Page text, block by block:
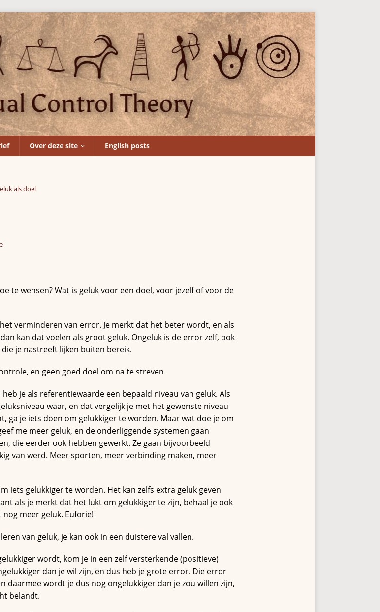
Over deze site English posts
als doel
te wensen? Wat is geluk voor een doel, voor jezelf of voor de
verminderen van error. Je merkt dat het beter wordt, en als
kan dat voelen als groot geluk. Ongeluk is de error zelf, ook
je nastreeft lijken buiten bereik.
en geen goed doel om na te streven.
je als referentiewaarde een bepaald niveau van geluk. Als
waar, en dat vergelijk je met het gewenste niveau
ga je iets doen om gelukkiger te worden. Maar wat doe je om
me meer geluk, en de onderliggende systemen gaan
die eerder ook hebben gewerkt. Ze gaan bijvoorbeeld
van werd. Meer sporten, meer verbinding maken, meer
iets gelukkiger te worden. Het kan zelfs extra geluk geven
als je merkt dat het lukt om gelukkiger te zijn, behaal je ook
meer geluk. Euforie!
van geluk, je kan ook in een duistere val vallen.
wordt, kom je in een zelf versterkende (positieve)
dan je wil zijn, en dus heb je grote error. Die error
daarmee wordt je dus nog ongelukkiger dan je zou willen zijn,
belandt.